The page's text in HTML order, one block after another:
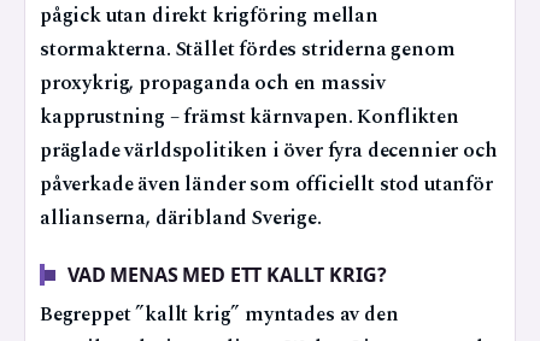
pågick utan direkt krigföring mellan
stormakterna. Stället fördes striderna genom
proxykrig, propaganda och en massiv
kapprustning – främst kärnvapen. Konflikten
präglade världspolitiken i över fyra decennier och
påverkade även länder som officiellt stod utanför
allianserna, däribland Sverige.
VAD MENAS MED ETT KALLT KRIG?
Begreppet ”kallt krig” myntades av den